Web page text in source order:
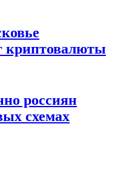
криптовалюты
россиян
схемах